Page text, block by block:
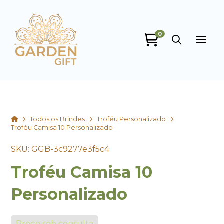
0
HomeTodos os Brindes
Troféu Personalizado
Troféu Camisa 10 Personalizado
SKU: GGB-3c9277e3f5c4
Troféu Camisa 10
Personalizado
Garden Gift
online